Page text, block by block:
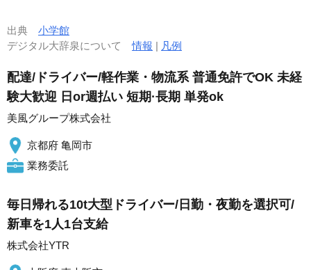
出典 小学館
デジタル大辞泉について情報 | 凡例
配達/ドライバー/軽作業・物流系 普通免許でOK 未経
験大歓迎 日or週払い 短期·長期 単発ok
美風グループ株式会社
京都府 亀岡市
業務委託
毎日帰れる10t大型ドライバー/日勤・夜勤を選択可/
新車を1人1台支給
株式会社YTR